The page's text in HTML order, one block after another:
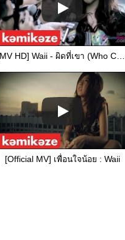
[MV HD] Waii - ผิดที่เขา (Who Cares)
[Official MV] เพื่อนใจน้อย : Waii